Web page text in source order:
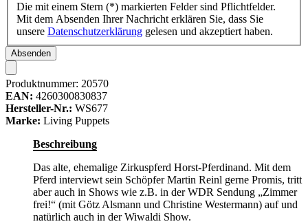
Die mit einem Stern (*) markierten Felder sind Pflichtfelder.
Mit dem Absenden Ihrer Nachricht erklären Sie, dass Sie
unsere Datenschutzerklärung gelesen und akzeptiert haben.
Absenden
Produktnummer: 20570
EAN: 4260300830837
Hersteller-Nr.: WS677
Marke: Living Puppets
Beschreibung
Das alte, ehemalige Zirkuspferd Horst-Pferdinand. Mit dem
Pferd interviewt sein Schöpfer Martin Reinl gerne Promis, tritt
aber auch in Shows wie z.B. in der WDR Sendung „Zimmer
frei!“ (mit Götz Alsmann und Christine Westermann) auf und
natürlich auch in der Wiwaldi Show.